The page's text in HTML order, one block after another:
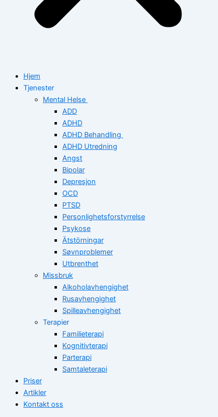
Hjem
Tjenester
Mental Helse
ADD
ADHD
ADHD Behandling
ADHD Utredning
Angst
Bipolar
Depresjon
OCD
PTSD
Personlighetsforstyrrelse
Psykose
Ätstörningar
Søvnproblemer
Utbrenthet
Missbruk
Alkoholavhengighet
Rusavhengighet
Spilleavhengighet
Terapier
Familieterapi
Kognitivterapi
Parterapi
Samtaleterapi
Priser
Artikler
Kontakt oss